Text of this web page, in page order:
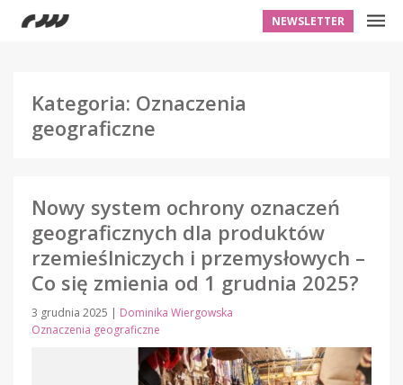
NEWSLETTER
Kategoria: Oznaczenia
geograficzne
Nowy system ochrony oznaczeń
geograficznych dla produktów
rzemieślniczych i przemysłowych –
Co się zmienia od 1 grudnia 2025?
3 grudnia 2025 | Dominika Wiergowska
Oznaczenia geograficzne